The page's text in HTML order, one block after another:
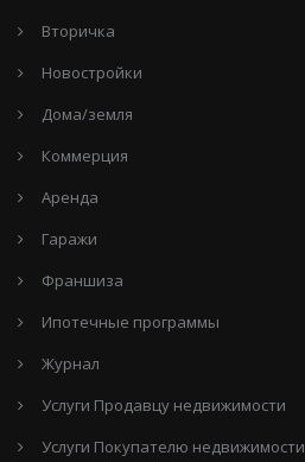
Вторичка
Новостройки
Дома/земля
Коммерция
Аренда
Гаражи
Франшиза
Ипотечные программы
Журнал
Услуги Продавцу недвижимости
Услуги Покупателю недвижимости